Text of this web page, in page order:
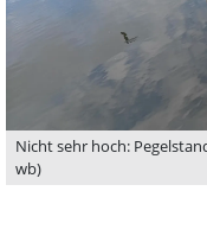
Nicht sehr hoch:
wb)